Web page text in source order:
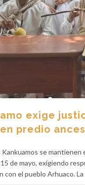
exige
predio
se mantienen
de mayo, exigiendo
el pueblo Arhuaco.